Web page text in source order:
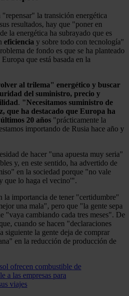
"repensar" la transición energética
resultados, hay que "poner en
la energética ha subrayado que es
eficiencia y sobre todo con tecnología"
de fondo es que se ha planteado
que está basada en la
al trilema" energético y buscar
del suministro, precio y
. "Necesitamos suministro de
que ha destacado que Europa ha
20 años "prácticamente la
importando de Rusia hace año y
de hacer "una apuesta muy seria"
y, en este sentido, ha advertido de
en la sociedad porque "no vale
que lo haga el vecino'".
la importancia de tener "certidumbre"
una mala", pero que "la gente sepa
"vaya cambiando cada tres meses". De
cuando se hacen "declaraciones
siguiente la gente deja de comprar
en la reducción de producción de